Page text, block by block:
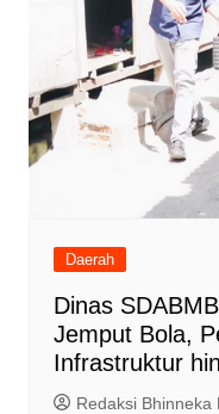
Daerah
Dinas
Jemput Bola,
Infrastruktur
Redaksi Bhinneka